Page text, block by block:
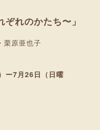
ぞれのかたち〜」
栗原亜也子
ー7月26日（日曜